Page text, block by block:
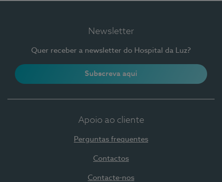
Newsletter
Quer receber a newsletter do Hospital da Luz?
Subscreva aqui
Apoio ao cliente
Perguntas frequentes
Contactos
Contacte-nos